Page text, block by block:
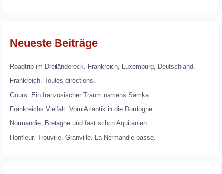
Neueste Beiträge
Roadtrip im Dreiländereck. Frankreich, Luxemburg, Deutschland.
Frankreich. Toutes directions.
Gours. Ein französischer Traum namens Samka.
Frankreichs Vielfalt. Vom Atlantik in die Dordogne
Normandie, Bretagne und fast schon Aquitanien
Honfleur. Trouville. Granville. La Normandie basse.